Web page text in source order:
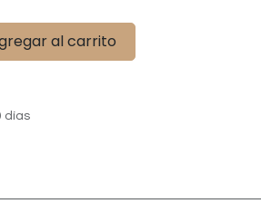
al carrito
días